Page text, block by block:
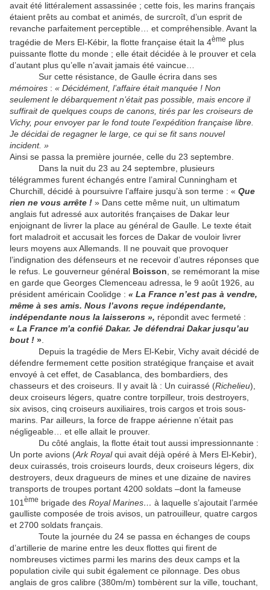
avait été littéralement assassinée ; cette fois, les marins français
étaient prêts au combat et animés, de surcroît, d’un esprit de
revanche parfaitement perceptible… et compréhensible. Avant la
tragédie de Mers El-Kébir, la flotte française était la 4ème plus
puissante flotte du monde ; elle était décidée à le prouver et cela
d’autant plus qu’elle n’avait jamais été vaincue…
Sur cette résistance, de Gaulle écrira dans ses
mémoires : « Décidément, l’affaire était manquée ! Non
seulement le débarquement n’était pas possible, mais encore il
suffirait de quelques coups de canons, tirés par les croiseurs de
Vichy, pour envoyer par le fond toute l’expédition française libre.
Je décidai de regagner le large, ce qui se fit sans nouvel
incident. »
Ainsi se passa la première journée, celle du 23 septembre.
Dans la nuit du 23 au 24 septembre, plusieurs
télégrammes furent échangés entre l’amiral Cunningham et
Churchill, décidé à poursuivre l’affaire jusqu’à son terme : « Que
rien ne vous arrête ! » Dans cette même nuit, un ultimatum
anglais fut adressé aux autorités françaises de Dakar leur
enjoignant de livrer la place au général de Gaulle. Le texte était
fort maladroit et accusait les forces de Dakar de vouloir livrer
leurs moyens aux Allemands. Il ne pouvait que provoquer
l’indignation des défenseurs et ne recevoir d’autres réponses que
le refus. Le gouverneur général Boisson , se remémorant la mise
en garde que Georges Clemenceau adressa, le 9 août 1926, au
président américain Coolidge : « La France n’est pas à vendre,
même à ses amis. Nous l’avons reçue indépendante,
indépendante nous la laisserons », répondit avec fermeté :
« La France m’a confié Dakar. Je défendrai Dakar jusqu’au
bout ! »
Depuis la tragédie de Mers El-Kebir, Vichy avait décidé de
défendre fermement cette position stratégique française et avait
envoyé à cet effet, de Casablanca, des bombardiers, des
chasseurs et des croiseurs. Il y avait là : Un cuirassé (Richelieu),
deux croiseurs légers, quatre contre torpilleur, trois destroyers,
six avisos, cinq croiseurs auxiliaires, trois cargos et trois sous-
marins. Par ailleurs, la force de frappe aérienne n’était pas
négligeable… et elle allait le prouver.
Du côté anglais, la flotte était tout aussi impressionnante :
Un porte avions (Ark Royalqui avait déjà opéré à Mers El-Kebir),
deux cuirassés, trois croiseurs lourds, deux croiseurs légers, dix
destroyers, deux dragueurs de mines et une dizaine de navires
transports de troupes portant 4200 soldats –dont la fameuse
101 ème brigade des Royal Marines… à laquelle s’ajoutait l’armée
gaulliste composée de trois avisos, un patrouilleur, quatre cargos
et 2700 soldats français.
Toute la journée du 24 se passa en échanges de coups
d’artillerie de marine entre les deux flottes qui firent de
nombreuses victimes parmi les marins des deux camps et la
population civile qui subit également ce pilonnage. Des obus
anglais de gros calibre (380m/m) tombèrent sur la ville, touchant,